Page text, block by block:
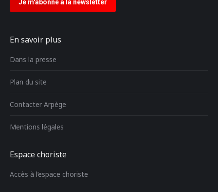
En savoir plus
Dans la presse
Plan du site
Contacter Arpège
Mentions légales
Espace choriste
Accès à l’espace choriste